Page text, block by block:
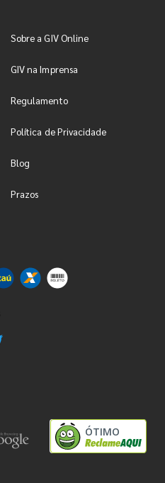
Sobre a GIV Online
GIV na Imprensa
Regulamento
Política de Privacidade
Blog
Prazos
ÓTIMO